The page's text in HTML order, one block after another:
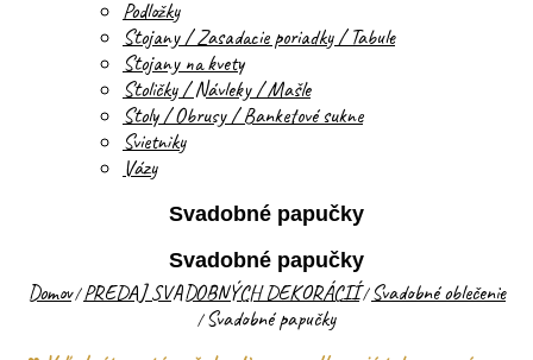
Podložky
Stojany / Zasadacie poriadky / Tabule
Stojany na kvety
Stoličky / Návleky / Mašle
Stoly / Obrusy / Banketové sukne
Svietniky
Vázy
Svadobné papučky
Svadobné papučky
Domov/PREDAJ SVADOBNÝCH DEKORÁCIÍ/Svadobné oblečenie
/Svadobné papučky